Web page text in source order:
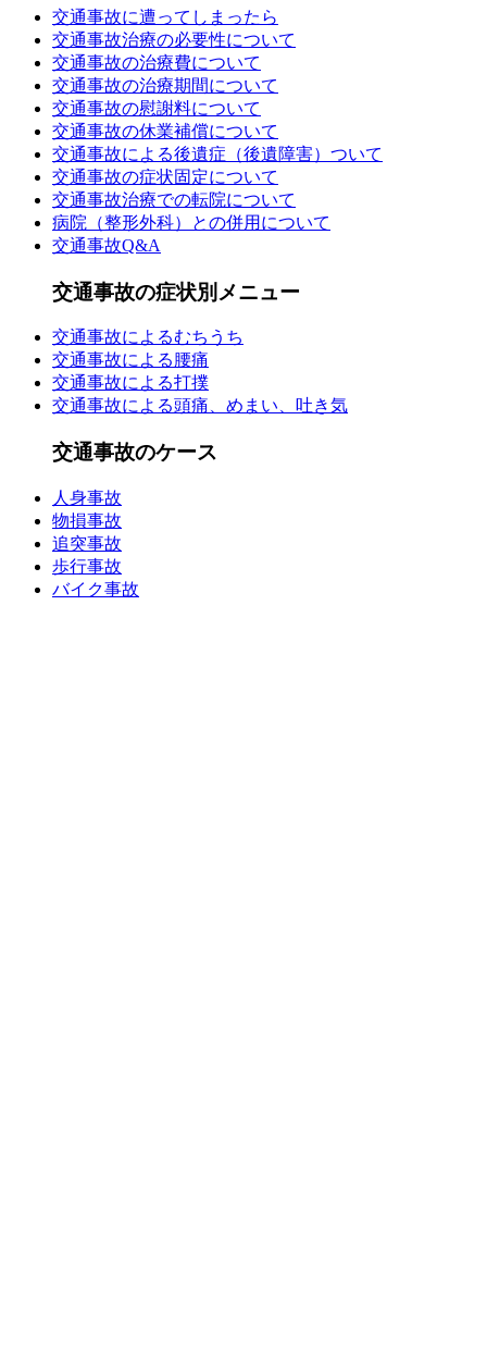
交通事故に遭ってしまったら
交通事故治療の必要性について
交通事故の治療費について
交通事故の治療期間について
交通事故の慰謝料について
交通事故の休業補償について
交通事故による後遺症（後遺障害）ついて
交通事故の症状固定について
交通事故治療での転院について
病院（整形外科）との併用について
交通事故Q&A
交通事故の症状別メニュー
交通事故によるむちうち
交通事故による腰痛
交通事故による打撲
交通事故による頭痛、めまい、吐き気
交通事故のケース
人身事故
物損事故
追突事故
歩行事故
バイク事故